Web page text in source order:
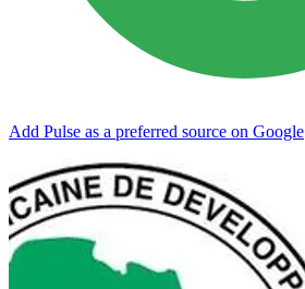
Add Pulse as a preferred source on Google